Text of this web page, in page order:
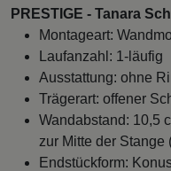
PRESTIGE - Tanara
Montageart:
Laufanzahl: 1-läufig
Ausstattung: ohne
Trägerart: offener
Wandabstand: 10,5
zur Mitte der Stange
Endstückform: